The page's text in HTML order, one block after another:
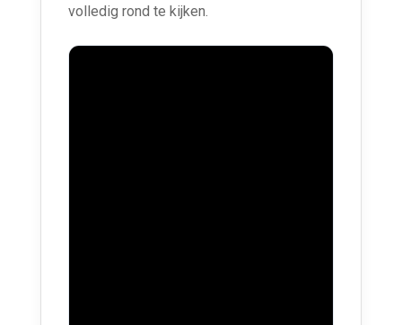
volledig rond te kijken.